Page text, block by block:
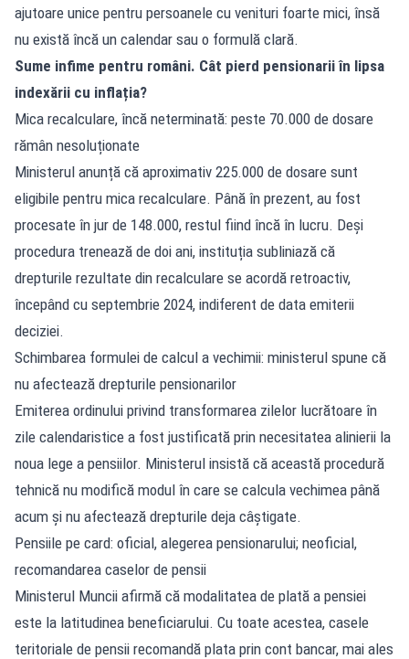
ajutoare unice pentru persoanele cu venituri foarte mici, însă
nu există încă un calendar sau o formulă clară.
Sume infime pentru români. Cât pierd pensionarii în lipsa
indexării cu inflația?
Mica recalculare, încă neterminată: peste 70.000 de dosare
rămân nesoluționate
Ministerul anunță că aproximativ 225.000 de dosare sunt
eligibile pentru mica recalculare. Până în prezent, au fost
procesate în jur de 148.000, restul fiind încă în lucru. Deși
procedura trenează de doi ani, instituția subliniază că
drepturile rezultate din recalculare se acordă retroactiv,
începând cu septembrie 2024, indiferent de data emiterii
deciziei.
Schimbarea formulei de calcul a vechimii: ministerul spune că
nu afectează drepturile pensionarilor
Emiterea ordinului privind transformarea zilelor lucrătoare în
zile calendaristice a fost justificată prin necesitatea alinierii la
noua lege a pensiilor. Ministerul insistă că această procedură
tehnică nu modifică modul în care se calcula vechimea până
acum și nu afectează drepturile deja câștigate.
Pensiile pe card: oficial, alegerea pensionarului; neoficial,
recomandarea caselor de pensii
Ministerul Muncii afirmă că modalitatea de plată a pensiei
este la latitudinea beneficiarului. Cu toate acestea, casele
teritoriale de pensii recomandă plata prin cont bancar, mai ales